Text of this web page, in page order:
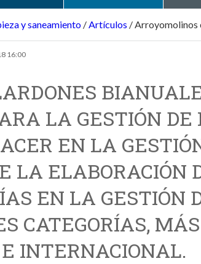
y saneamiento /Artículos /Arroyomolinos
16:00
LA GESTIÓN
EN LA
LA ELABORACIÓN
EN LA GESTIÓN
CATEGORÍAS,
INTERNACIONAL.